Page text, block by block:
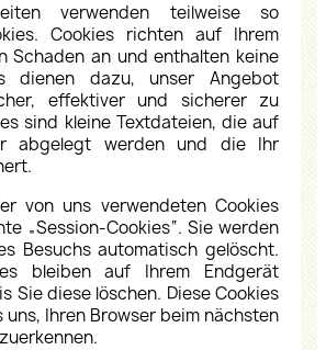
verwenden teilweise so
Cookies richten auf Ihrem
Schaden an und enthalten keine
dienen dazu, unser Angebot
effektiver und sicherer zu
sind kleine Textdateien, die auf
abgelegt werden und die Ihr
von uns verwendeten Cookies
„Session-Cookies“. Sie werden
Besuchs automatisch gelöscht.
bleiben auf Ihrem Endgerät
Sie diese löschen. Diese Cookies
uns, Ihren Browser beim nächsten